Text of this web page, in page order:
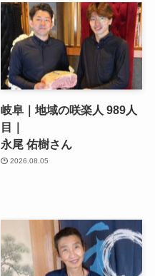
岐阜｜地域の咲楽人 989人
目｜
永尾 佑樹さん
2026.08.05